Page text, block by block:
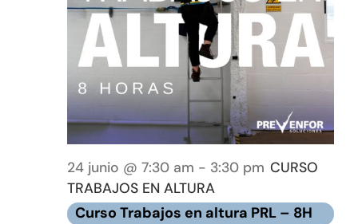
Tienda online
24 junio @ 7:30 am - 3:30 pm CURSO
TRABAJOS EN ALTURA
Curso Trabajos en altura PRL – 8H